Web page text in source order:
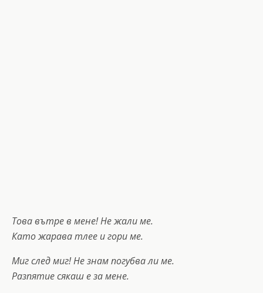
Това вътре в мене! Не жали ме.
Като жарава тлее и гори ме.
Миг след миг! Не знам погубва ли ме.
Разпятие сякаш е за мене.